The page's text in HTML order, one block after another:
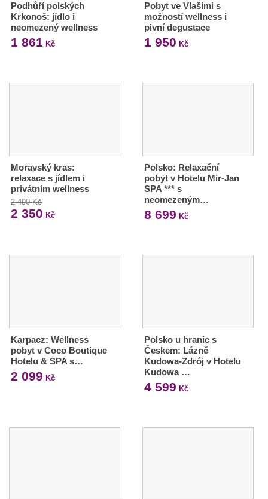
Podhůří polských
Krkonoš: jídlo i
neomezený wellness
1 861 Kč
Pobyt ve Vlašimi s
možností wellness i
pivní degustace
1 950 Kč
Moravský kras:
relaxace s jídlem i
privátním wellness
2 490 Kč
2 350 Kč
Polsko: Relaxační
pobyt v Hotelu Mir-Jan
SPA *** s
neomezeným…
8 699 Kč
Karpacz: Wellness
pobyt v Coco Boutique
Hotelu & SPA s…
2 099 Kč
Polsko u hranic s
Českem: Lázně
Kudowa-Zdrój v Hotelu
Kudowa …
4 599 Kč